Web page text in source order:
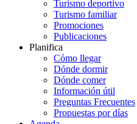
Turismo deportivo
Turismo familiar
Promociones
Publicaciones
Planifica
Cómo llegar
Dónde dormir
Dónde comer
Información útil
Preguntas Frecuentes
Propuestas por días